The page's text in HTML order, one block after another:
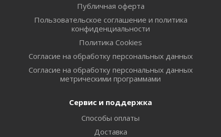
Публичная оферта
Пользовательское соглашение и политика
конфиденциальности
Политика Cookies
Согласие на обработку персональных данных
Согласие на обработку персональных данных
метрическими программами
Сервис и поддержка
Способы оплаты
Доставка